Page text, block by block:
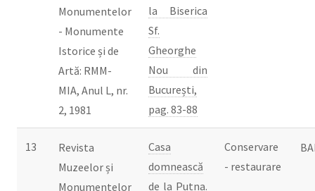
Monumentelor
- Monumente
Istorice și de
Artă: RMM-
MIA, Anul L, nr.
2, 1981
la Biserica
Sf.
Gheorghe
Nou din
București,
pag. 83-88
13
Revista
Muzeelor și
Monumentelor
Casa
domnească
de la Putna.
Conservare
- restaurare